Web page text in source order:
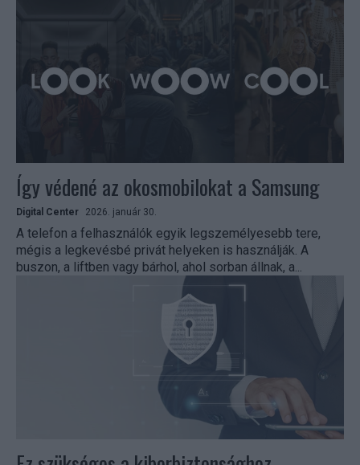
Így védené az okosmobilokat a Samsung
Digital Center 2026. január 30.
A telefon a felhasználók egyik legszemélyesebb tere,
mégis a legkevésbé privát helyeken is használják. A
buszon, a liftben vagy bárhol, ahol sorban állnak, a...